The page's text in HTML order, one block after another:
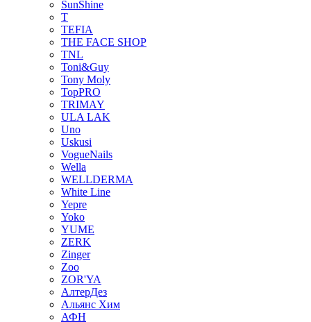
SunShine
T
TEFIA
THE FACE SHOP
TNL
Toni&Guy
Tony Moly
TopPRO
TRIMAY
ULA LAK
Uno
Uskusi
VogueNails
Wella
WELLDERMA
White Line
Yepre
Yoko
YUME
ZERK
Zinger
Zoo
ZOR'YA
АлтерДез
Альянс Хим
АФН